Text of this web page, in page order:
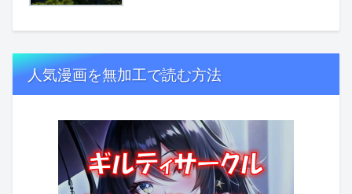
人気漫画を無加工で読む方法